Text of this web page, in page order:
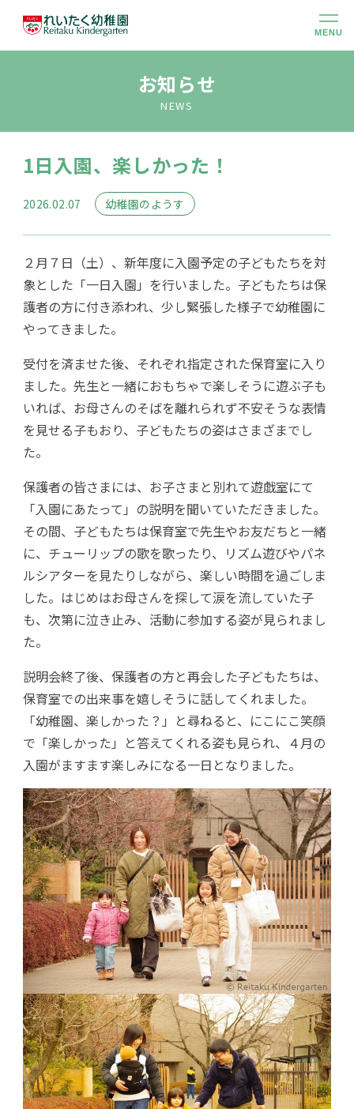
MENU
幼稚園のこと
大切にしていること
幼稚園での生活
未就園児クラス
入園のご案内
アクセス
お知らせ
NEWS
1日入園、楽しかった！
2026.02.07 幼稚園のようす
２月７日（土）、新年度に入園予定の子どもたちを対
象とした「一日入園」を行いました。子どもたちは保
護者の方に付き添われ、少し緊張した様子で幼稚園に
やってきました。
受付を済ませた後、それぞれ指定された保育室に入り
ました。先生と一緒におもちゃで楽しそうに遊ぶ子も
いれば、お母さんのそばを離れられず不安そうな表情
を見せる子もおり、子どもたちの姿はさまざまでし
た。
保護者の皆さまには、お子さまと別れて遊戯室にて
「入園にあたって」の説明を聞いていただきました。
その間、子どもたちは保育室で先生やお友だちと一緒
に、チューリップの歌を歌ったり、リズム遊びやパネ
ルシアターを見たりしながら、楽しい時間を過ごしま
した。はじめはお母さんを探して涙を流していた子
も、次第に泣き止み、活動に参加する姿が見られまし
た。
説明会終了後、保護者の方と再会した子どもたちは、
保育室での出来事を嬉しそうに話してくれました。
「幼稚園、楽しかった？」と尋ねると、にこにこ笑顔
で「楽しかった」と答えてくれる姿も見られ、４月の
入園がますます楽しみになる一日となりました。